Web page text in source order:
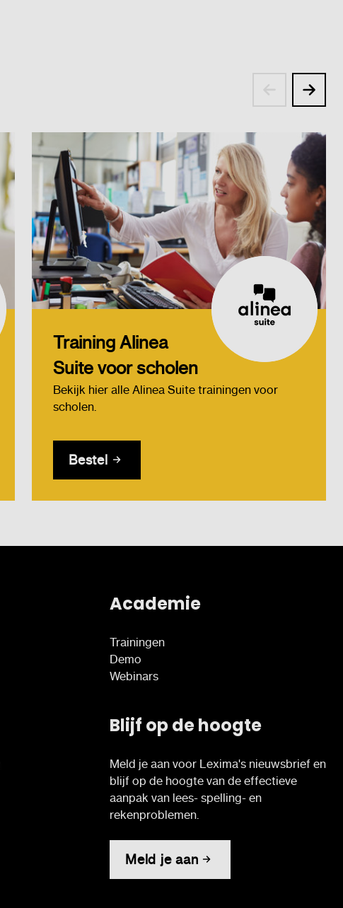
Training Alinea
Suite voor scholen
Bekijk hier alle Alinea Suite trainingen voor
scholen.
Bestel
Academie
Trainingen
Demo
Webinars
Blijf op de hoogte
Meld je aan voor Lexima's nieuwsbrief en
blijf op de hoogte van de effectieve
aanpak van lees- spelling- en
rekenproblemen.
Meld je aan